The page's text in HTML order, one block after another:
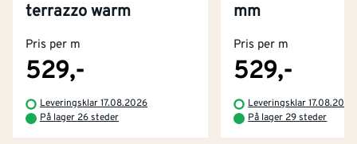
terrazzo warm
Pris per m
529,-
Leveringsklar 17.08.2026
På lager 26 steder
mm
Pris per m
529,-
Leveringsklar 17.08.2026
På lager 29 steder
Kjøpsbetingelser
Kontakt oss
Tjenester
Montér Klubb
Om Montér
Byggevarehus og åpningstider
Prismatch